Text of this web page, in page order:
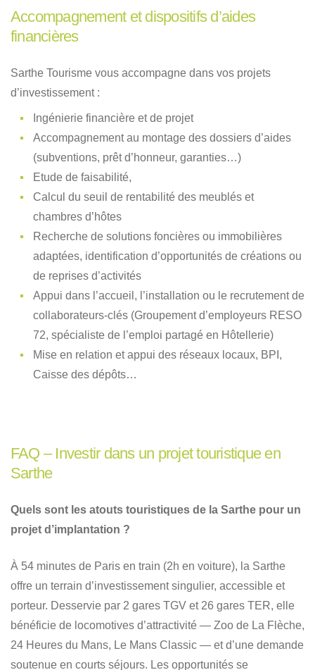
Accompagnement et dispositifs d’aides
financières
Sarthe Tourisme vous accompagne dans vos projets
d’investissement :
Ingénierie financière et de projet
Accompagnement au montage des dossiers d’aides
(subventions, prêt d’honneur, garanties…)
Etude de faisabilité,
Calcul du seuil de rentabilité des meublés et
chambres d’hôtes
Recherche de solutions foncières ou immobilières
adaptées, identification d’opportunités de créations ou
de reprises d’activités
Appui dans l’accueil, l’installation ou le recrutement de
collaborateurs-clés (Groupement d’employeurs RESO
72, spécialiste de l’emploi partagé en Hôtellerie)
Mise en relation et appui des réseaux locaux, BPI,
Caisse des dépôts…
FAQ – Investir dans un projet touristique en
Sarthe
Quels sont les atouts touristiques de la Sarthe pour un
projet d’implantation ?
À 54 minutes de Paris en train (2h en voiture), la Sarthe
offre un terrain d’investissement singulier, accessible et
porteur. Desservie par 2 gares TGV et 26 gares TER, elle
bénéficie de locomotives d’attractivité — Zoo de La Flèche,
24 Heures du Mans, Le Mans Classic — et d’une demande
soutenue en courts séjours. Les opportunités se